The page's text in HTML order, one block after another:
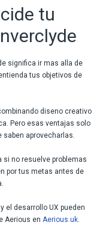
tu
significa ir mas alla de
tus objetivos de
diseno creativo
Pero esas ventajas solo
aprovecharlas.
no resuelve problemas
por tus metas antes de
el desarrollo UX pueden
Aerious en Aerious.uk.